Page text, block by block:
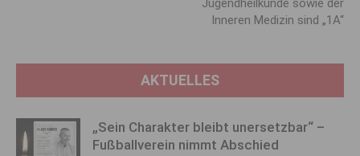
Jugendheilkunde sowie der
Inneren Medizin sind „1A“
AKTUELLES
„Sein Charakter bleibt unersetzbar“ –
Fußballverein nimmt Abschied